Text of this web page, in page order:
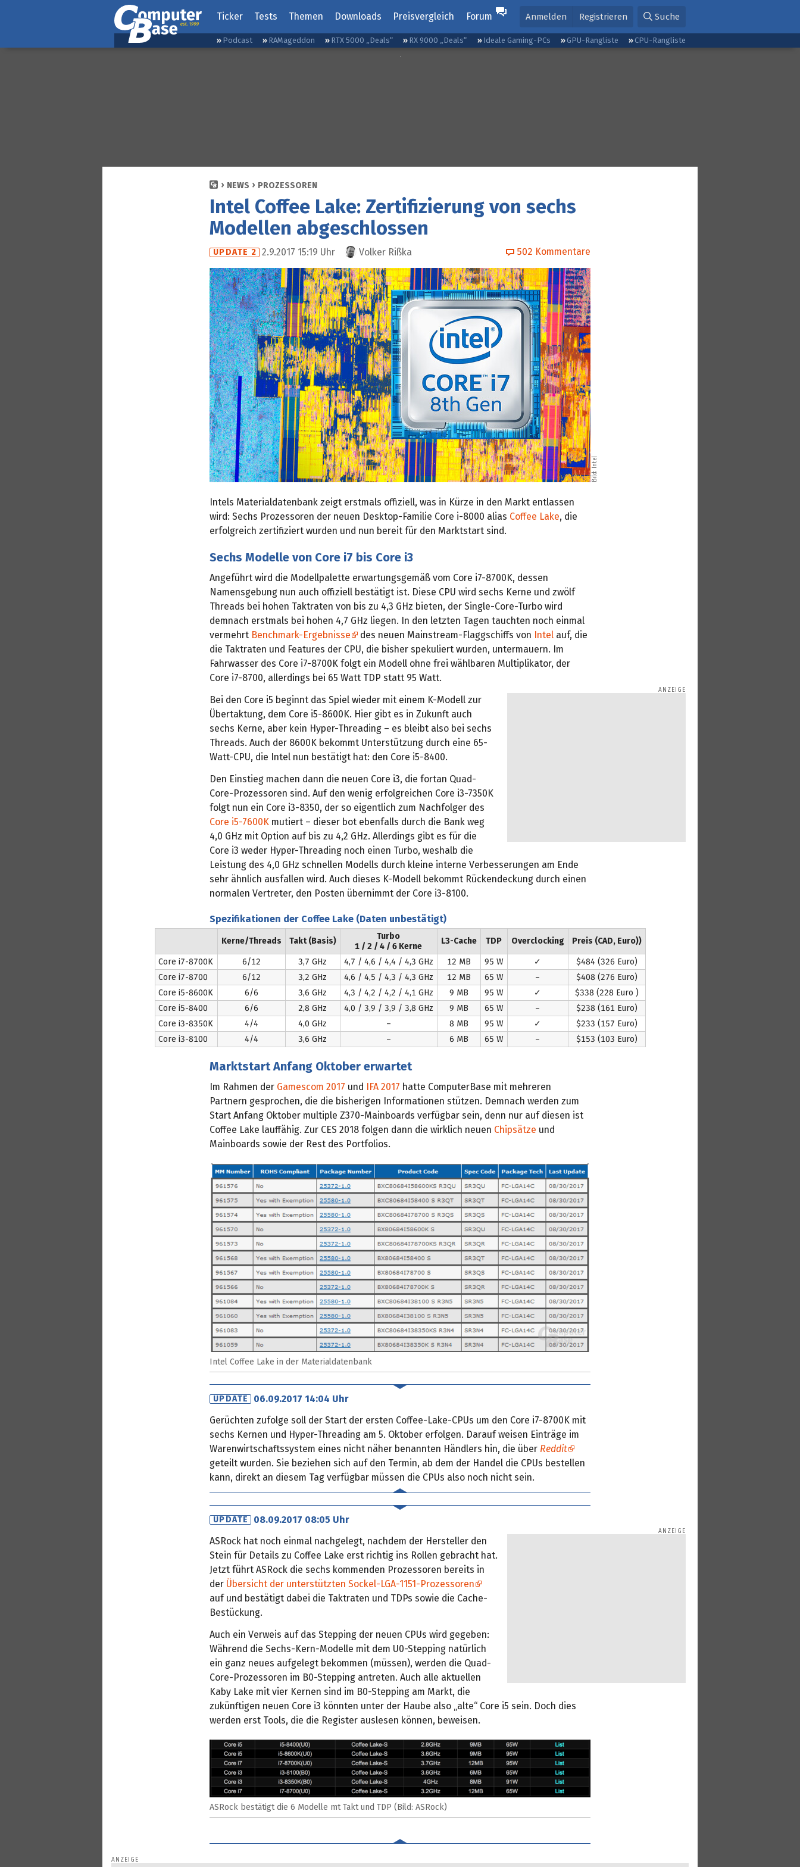
Ticker Tests Themen Downloads Preisvergleich Forum Anmelden Registrieren Suche
Podcast RAMageddon RTX 5000 „Deals“ RX 9000 „Deals“ Ideale Gaming-PCs GPU-Rangliste CPU-Rangliste
NEWS PROZESSOREN
Intel Coffee Lake: Zertifizierung von sechs
Modellen abgeschlossen
UPDATE 2 2.9.2017 15:19 Uhr Volker Rißka 502 Kommentare
Bild: Intel
Intels Materialdatenbank zeigt erstmals offiziell, was in Kürze in den Markt entlassen
wird: Sechs Prozessoren der neuen Desktop-Familie Core i-8000 alias Coffee Lake, die
erfolgreich zertifiziert wurden und nun bereit für den Marktstart sind.
Sechs Modelle von Core i7 bis Core i3
Angeführt wird die Modellpalette erwartungsgemäß vom Core i7-8700K, dessen
Namensgebung nun auch offiziell bestätigt ist. Diese CPU wird sechs Kerne und zwölf
Threads bei hohen Taktraten von bis zu 4,3 GHz bieten, der Single-Core-Turbo wird
demnach erstmals bei hohen 4,7 GHz liegen. In den letzten Tagen tauchten noch einmal
vermehrt Benchmark-Ergebnisse des neuen Mainstream-Flaggschiffs von Intel auf, die
die Taktraten und Features der CPU, die bisher spekuliert wurden, untermauern. Im
Fahrwasser des Core i7-8700K folgt ein Modell ohne frei wählbaren Multiplikator, der
Core i7-8700, allerdings bei 65 Watt TDP statt 95 Watt.
Bei den Core i5 beginnt das Spiel wieder mit einem K-Modell zur
Übertaktung, dem Core i5-8600K. Hier gibt es in Zukunft auch
sechs Kerne, aber kein Hyper-Threading – es bleibt also bei sechs
Threads. Auch der 8600K bekommt Unterstützung durch eine 65-
Watt-CPU, die Intel nun bestätigt hat: den Core i5-8400.
Den Einstieg machen dann die neuen Core i3, die fortan Quad-
Core-Prozessoren sind. Auf den wenig erfolgreichen Core i3-7350K
folgt nun ein Core i3-8350, der so eigentlich zum Nachfolger des
Core i5-7600K mutiert – dieser bot ebenfalls durch die Bank weg
4,0 GHz mit Option auf bis zu 4,2 GHz. Allerdings gibt es für die
Core i3 weder Hyper-Threading noch einen Turbo, weshalb die
Leistung des 4,0 GHz schnellen Modells durch kleine interne Verbesserungen am Ende
sehr ähnlich ausfallen wird. Auch dieses K-Modell bekommt Rückendeckung durch einen
normalen Vertreter, den Posten übernimmt der Core i3-8100.
Spezifikationen der Coffee Lake (Daten unbestätigt)
Kerne/Threads Takt (Basis)
Turbo
1 / 2 / 4 / 6 Kerne
L3-Cache TDP Overclocking Preis (CAD, Euro))
Core i7-8700K 6/12 3,7 GHz 4,7 / 4,6 / 4,4 / 4,3 GHz 12 MB 95 W ✓
$484 (326 Euro)
Core i7-8700
6/12 3,2 GHz 4,6 / 4,5 / 4,3 / 4,3 GHz 12 MB 65 W –
$408 (276 Euro)
Core i5-8600K
6/6 3,6 GHz 4,3 / 4,2 / 4,2 / 4,1 GHz 9 MB 95 W ✓
$338 (228 Euro )
Core i5-8400
6/6 2,8 GHz 4,0 / 3,9 / 3,9 / 3,8 GHz 9 MB 65 W –
$238 (161 Euro)
Core i3-8350K
4/4 4,0 GHz – 8 MB 95 W ✓
$233 (157 Euro)
Core i3-8100
4/4 3,6 GHz – 6 MB 65 W – $153 (103 Euro)
Marktstart Anfang Oktober erwartet
Im Rahmen der Gamescom 2017 und IFA 2017 hatte ComputerBase mit mehreren
Partnern gesprochen, die die bisherigen Informationen stützen. Demnach werden zum
Start Anfang Oktober multiple Z370-Mainboards verfügbar sein, denn nur auf diesen ist
Coffee Lake lauffähig. Zur CES 2018 folgen dann die wirklich neuen Chipsätze und
Mainboards sowie der Rest des Portfolios.
Intel Coffee Lake in der Materialdatenbank
UPDATE
06.09.2017 14:04 Uhr
Gerüchten zufolge soll der Start der ersten Coffee-Lake-CPUs um den Core i7-8700K mit
sechs Kernen und Hyper-Threading am 5. Oktober erfolgen. Darauf weisen Einträge im
Warenwirtschaftssystem eines nicht näher benannten Händlers hin, die über Reddit
geteilt wurden. Sie beziehen sich auf den Termin, ab dem der Handel die CPUs bestellen
kann, direkt an diesem Tag verfügbar müssen die CPUs also noch nicht sein.
UPDATE
08.09.2017 08:05 Uhr
ASRock hat noch einmal nachgelegt, nachdem der Hersteller den
Stein für Details zu Coffee Lake erst richtig ins Rollen gebracht hat.
Jetzt führt ASRock die sechs kommenden Prozessoren bereits in
der Übersicht der unterstützten Sockel-LGA-1151-Prozessoren
auf und bestätigt dabei die Taktraten und TDPs sowie die Cache-
Bestückung.
Auch ein Verweis auf das Stepping der neuen CPUs wird gegeben:
Während die Sechs-Kern-Modelle mit dem U0-Stepping natürlich
ein ganz neues aufgelegt bekommen (müssen), werden die Quad-
Core-Prozessoren im B0-Stepping antreten. Auch alle aktuellen
Kaby Lake mit vier Kernen sind im B0-Stepping am Markt, die
zukünftigen neuen Core i3 könnten unter der Haube also „alte“ Core i5 sein. Doch dies
werden erst Tools, die die Register auslesen können, beweisen.
ASRock bestätigt die 6 Modelle mt Takt und TDP (Bild: ASRock)